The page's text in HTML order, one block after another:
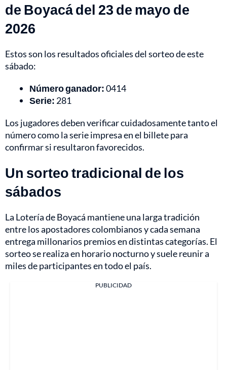
de Boyacá del 23 de mayo de
2026
Estos son los resultados oficiales del sorteo de este
sábado:
Número ganador:0414
Serie: 281
Los jugadores deben verificar cuidadosamente tanto el
número como la serie impresa en el billete para
confirmar si resultaron favorecidos.
Un sorteo tradicional de los
sábados
La Lotería de Boyacá mantiene una larga tradición
entre los apostadores colombianos y cada semana
entrega millonarios premios en distintas categorías. El
sorteo se realiza en horario nocturno y suele reunir a
miles de participantes en todo el país.
PUBLICIDAD